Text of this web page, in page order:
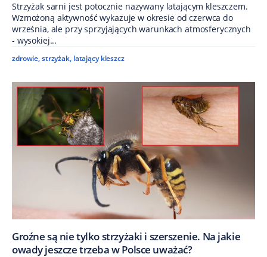
Strzyżak sarni jest potocznie nazywany latającym kleszczem.
Wzmożoną aktywność wykazuje w okresie od czerwca do
września, ale przy sprzyjających warunkach atmosferycznych
- wysokiej...
zdrowie,strzyżak, latający kleszcz
Groźne są nie tylko strzyżaki i szerszenie. Na jakie
owady jeszcze trzeba w Polsce uważać?